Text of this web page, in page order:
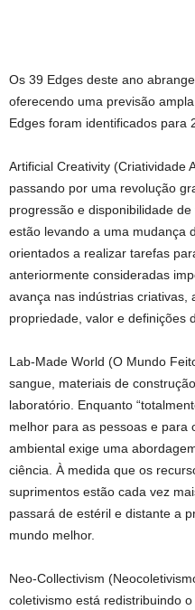
Os 39 Edges deste ano
oferecendo uma previsão
Edges foram identificados para
Artificial Creativity (Criatividade
passando por uma revolução
progressão e disponibilidade
estão levando a uma mudança
orientados a realizar tarefas
anteriormente consideradas
avança nas indústrias criativas,
propriedade, valor e definições
Lab-Made World (O Mundo
sangue, materiais de
laboratório. Enquanto
melhor para as pessoas e para
ambiental exige uma
ciência. À medida que os
suprimentos estão cada vez
passará de estéril e distante a
mundo melhor.
Neo-Collectivism
coletivismo está redistribuindo